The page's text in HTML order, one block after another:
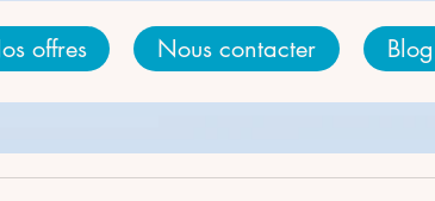
offres Nous contacter Blog